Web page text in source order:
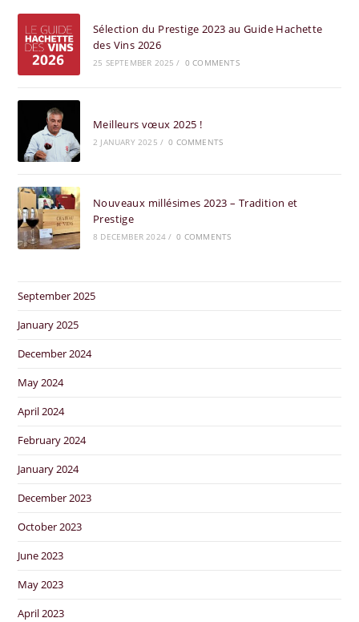
Sélection du Prestige 2023 au Guide Hachette
des Vins 2026
25 SEPTEMBER 2025 / 0 COMMENTS
Meilleurs vœux 2025 !
2 JANUARY 2025 / 0 COMMENTS
Nouveaux millésimes 2023 – Tradition et
Prestige
8 DECEMBER 2024 / 0 COMMENTS
September 2025
January 2025
December 2024
May 2024
April 2024
February 2024
January 2024
December 2023
October 2023
June 2023
May 2023
April 2023